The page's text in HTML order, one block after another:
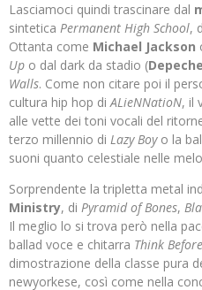
Lasciamoci quindi trascinare dal
sintetica Permanent High School,
Ottanta come Michael Jackson
Up o dal dark da stadio (
Walls. Come non citare poi il
cultura hip hop diALieNNatioN, il
alle vette dei toni vocali del
terzo millennio di Lazy Boyo la
suoni quanto celestiale nelle
Sorprendente la tripletta metal
Ministry, di Pyramid of Bones,
Il meglio lo si trova però nella
ballad voce e chitarra Think
dimostrazione della classe pura
newyorkese, così come nella